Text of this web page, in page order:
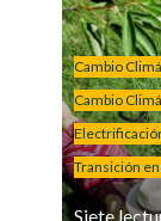
Cambio
Cambio
Transición
Siete